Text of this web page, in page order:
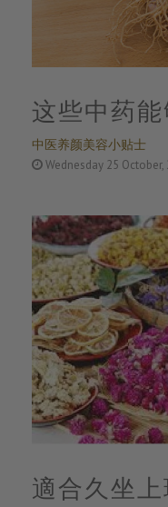
中医养颜美容小贴士
这些中药
Wednesday 25 October,
適合久坐上